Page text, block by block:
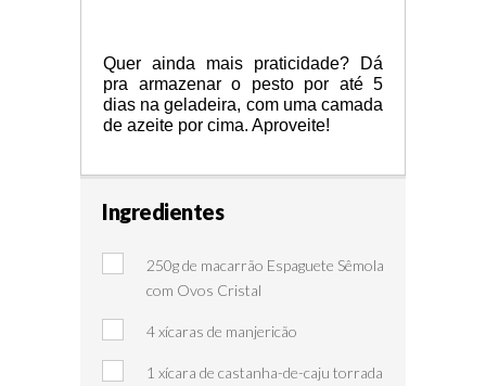
Quer ainda mais praticidade? Dá
pra armazenar o pesto por até 5
dias na geladeira, com uma camada
de azeite por cima. Aproveite!
Ingredientes
250g de macarrão Espaguete Sêmola
com Ovos Cristal
4 xícaras de manjericão
1 xícara de castanha-de-caju torrada